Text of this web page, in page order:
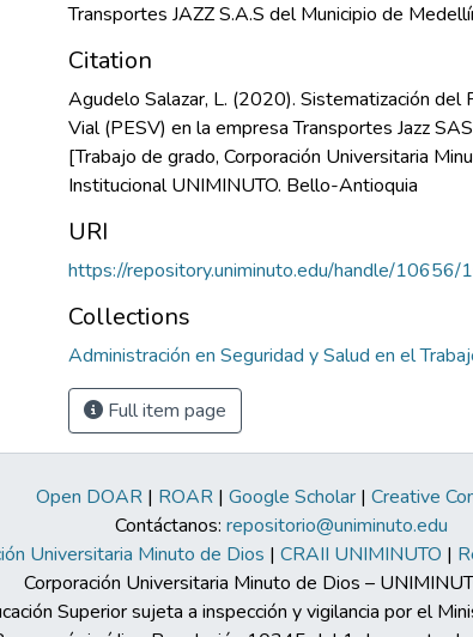
Transportes JAZZ S.A.S del Municipio de
Citation
Agudelo Salazar, L. (2020). Sistematización del
Vial (PESV) en la empresa Transportes Jazz
[Trabajo de grado, Corporación Universitaria
Institucional UNIMINUTO. Bello-Antioquia
URI
https://repository.uniminuto.edu/handle/10656/
Collections
Administración en Seguridad y Salud en el
Full item page
Open DOAR| ROAR| Google Scholar| Creative
Contáctanos: repositorio@uniminuto.edu
Universitaria Minuto de Dios | CRAII UNIMINUTO |
Corporación Universitaria Minuto de Dios –
Superior sujeta a inspección y vigilancia por el